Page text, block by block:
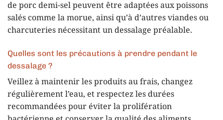
de porc demi-sel peuvent être adaptées aux poissons
salés comme la morue, ainsi qu’à d’autres viandes ou
charcuteries nécessitant un dessalage préalable.
Quelles sont les précautions à prendre pendant le
dessalage ?
Veillez à maintenir les produits au frais, changez
régulièrement l’eau, et respectez les durées
recommandées pour éviter la prolifération